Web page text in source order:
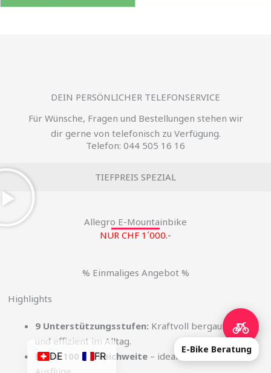
DEIN PERSÖNLICHER TELEFONSERVICE
Für Wünsche, Fragen und Bestellungen stehen wir
dir gerne von telefonisch zu Verfügung.
Telefon: 044 505 16 16
TIEFPREIS SPEZIAL
Allegro E-Mountainbike
NUR CHF 1´000.-
% Einmaliges Angebot %
Highlights
9 Unterstützungsstufen: Kraftvoll bergauf, leise
und effizient im Alltag.
Bis zu 100 km Reichweite – ideal für Touren und
E-Bike Beratung
DE FR